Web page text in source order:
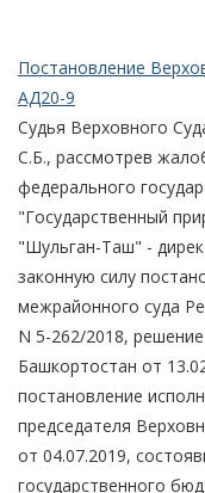
Постановление
АД20-9
Судья Верховного
С.Б., рассмотрев
федерального
"Государственный
"Шульган-Таш" -
законную силу
межрайонного суда
N 5-262/2018,
Башкортостан от
постановление
председателя
от 04.07.2019,
государственного